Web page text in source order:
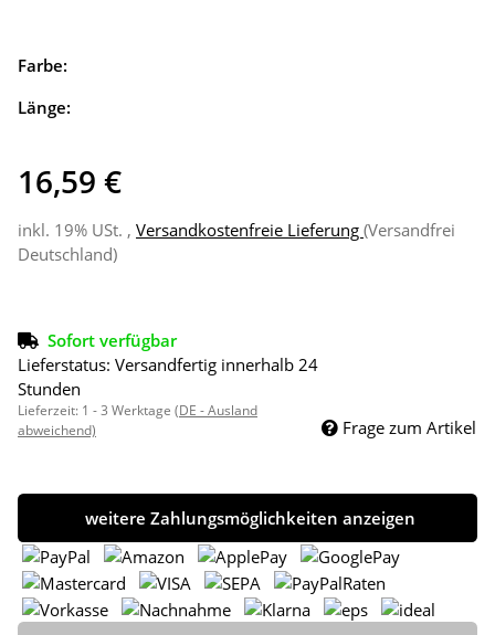
Farbe:
Länge:
16,59 €
inkl. 19% USt. , Versandkostenfreie Lieferung (Versandfrei
Deutschland)
Sofort verfügbar
Lieferstatus: Versandfertig innerhalb 24
Stunden
Lieferzeit: 1 - 3 Werktage (DE - Ausland
abweichend)
Frage zum Artikel
weitere Zahlungsmöglichkeiten anzeigen